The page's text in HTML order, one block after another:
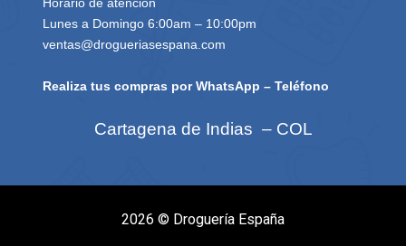
Lunes a Domingo 6:00am – 10:00pm
ventas@drogueriasespana.com
Realiza tus compras por WhatsApp – Teléfono
Cartagena de Indias – COL
2026 © Droguería España